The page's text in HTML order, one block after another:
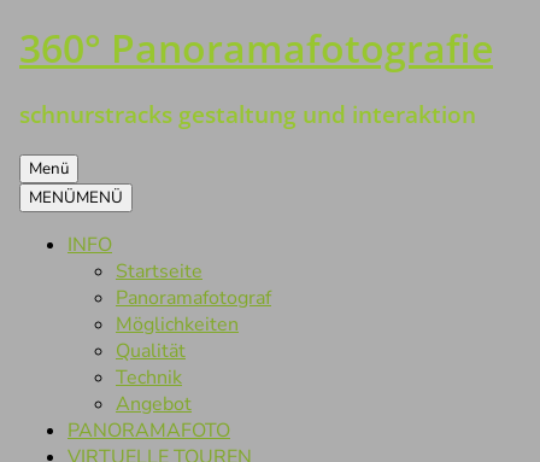
Zum
Inhalt
360° Panoramafotografie
schnurstracks gestaltung und interaktion
Menü
MENÜMENÜ
INFO
Startseite
Panoramafotograf
Möglichkeiten
Qualität
Technik
Angebot
PANORAMAFOTO